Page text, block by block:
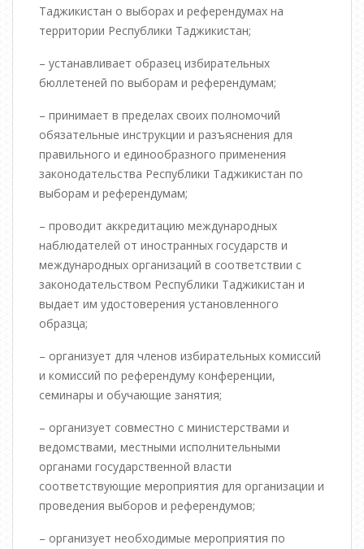
Таджикистан о выборах и референдумах на
территории Республики Таджикистан;
– устанавливает образец избирательных
бюллетеней по выборам и референдумам;
– принимает в пределах своих полномочий
обязательные инструкции и разъяснения для
правильного и единообразного применения
законодательства Республики Таджикистан по
выборам и референдумам;
– проводит аккредитацию международных
наблюдателей от иностранных государств и
международных организаций в соответствии с
законодательством Республики Таджикистан и
выдает им удостоверения установленного
образца;
– организует для членов избирательных комиссий
и комиссий по референдуму конференции,
семинары и обучающие занятия;
– организует совместно с министерствами и
ведомствами, местными исполнительными
органами государственной власти
соответствующие мероприятия для организации и
проведения выборов и референдумов;
– организует необходимые мероприятия по